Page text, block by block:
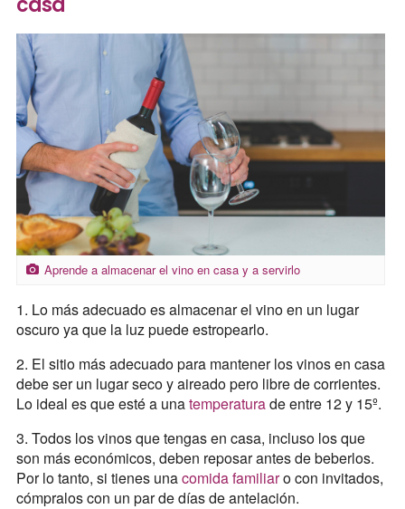
Aprende a almacenar el vino en casa y a servirlo
1. Lo más adecuado es almacenar el vino en un lugar
oscuro ya que la luz puede estropearlo.
2. El sitio más adecuado para mantener los vinos en casa
debe ser un lugar seco y aireado pero libre de corrientes.
Lo ideal es que esté a unatemperaturade entre 12 y 15º.
3. Todos los vinos que tengas en casa, incluso los que
son más económicos, deben reposar antes de beberlos.
Por lo tanto, si tienes unacomida familiaro con invitados,
cómpralos con un par de días de antelación.